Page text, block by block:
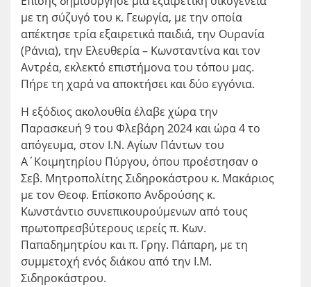
με τη σύζυγό του κ. Γεωργία, με την οποία
απέκτησε τρία εξαιρετικά παιδιά, την Ουρανία
(Ράνια), την Ελευθερία – Κωνσταντίνα και τον
Αντρέα, εκλεκτό επιστήμονα του τόπου μας.
Πήρε τη χαρά να αποκτήσει και δύο εγγόνια.
Η εξόδιος ακολουθία έλαβε χώρα την
Παρασκευή 9 του Φλεβάρη 2024 και ώρα 4 το
απόγευμα, στον Ι.Ν. Αγίων Πάντων του
Α΄Κοιμητηρίου Πύργου, όπου προέστησαν ο
Σεβ. Μητροπολίτης Σιδηροκάστρου κ. Μακάριος
με τον Θεοφ. Επίσκοπο Ανδρούσης κ.
Κωνστάντιο συνεπικουρούμενων από τους
πρωτοπρεσβύτερους ιερείς π. Κων.
Παπαδημητρίου και π. Γρηγ. Πάπαρη, με τη
συμμετοχή ενός διάκου από την Ι.Μ.
Σιδηροκάστρου.